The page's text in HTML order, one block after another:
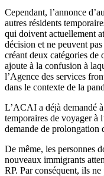
Cependant, l’annonce
autres résidents
qui doivent actuellement
décision et ne peuvent
créant deux catégories de
ajoute à la confusion à
l’Agence des services
dans le contexte de la
L’ACAI a déjà demandé
temporaires de voyager à
demande de prolongation
De même, les personnes
nouveaux immigrants
RP. Par conséquent, ils